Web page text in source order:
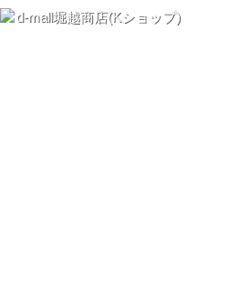
d-mall堀越商店(Kショップ)